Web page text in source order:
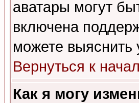
аватары могут
включена
можете выяснить
Вернуться к
Как я могу